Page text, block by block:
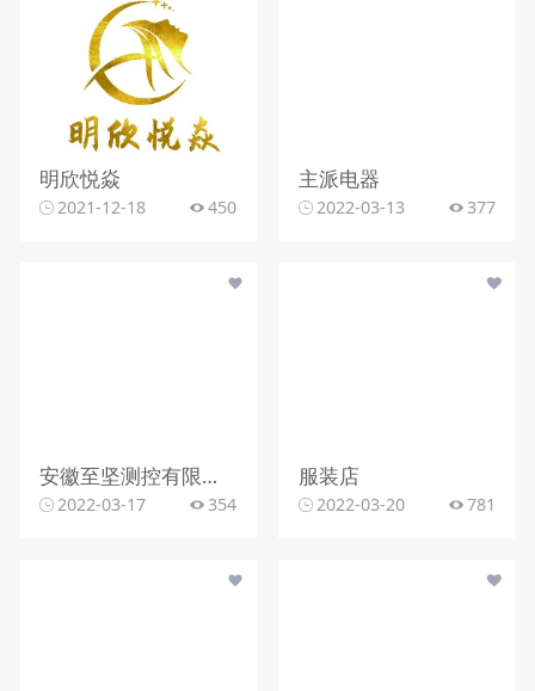
明欣悦焱
2021-12-18 450
主派电器
2022-03-13 377
安徽至坚测控有限公司
2022-03-17 354
服装店
2022-03-20 781